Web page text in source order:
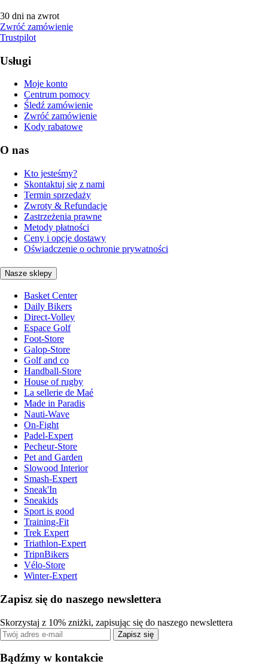
30 dni na zwrot
Zwróć zamówienie
Trustpilot
Usługi
Moje konto
Centrum pomocy
Śledź zamówienie
Zwróć zamówienie
Kody rabatowe
O nas
Kto jesteśmy?
Skontaktuj się z nami
Termin sprzedaży
Zwroty & Refundacje
Zastrzeżenia prawne
Metody płatności
Ceny i opcje dostawy
Oświadczenie o ochronie prywatności
Nasze sklepy
Basket Center
Daily Bikers
Direct-Volley
Espace Golf
Foot-Store
Galop-Store
Golf and co
Handball-Store
House of rugby
La sellerie de Maé
Made in Paradis
Nauti-Wave
On-Fight
Padel-Expert
Pecheur-Store
Pet and Garden
Slowood Interior
Smash-Expert
Sneak'In
Sneakids
Sport is good
Training-Fit
Trek Expert
Triathlon-Expert
TripnBikers
Vélo-Store
Winter-Expert
Zapisz się do naszego newslettera
Skorzystaj z 10% zniżki, zapisując się do naszego newslettera
Zapisz się
Bądźmy w kontakcie